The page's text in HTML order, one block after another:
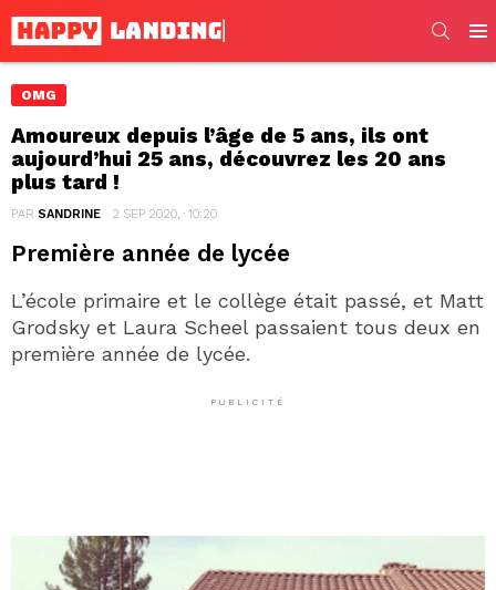
OMG
Amoureux depuis l’âge de 5 ans, ils ont
aujourd’hui 25 ans, découvrez les 20 ans
plus tard !
PAR SANDRINE 2 SEP 2020, · 10:20
Première année de lycée
L’école primaire et le collège était passé, et Matt
Grodsky et Laura Scheel passaient tous deux en
première année de lycée.
PUBLICITÉ